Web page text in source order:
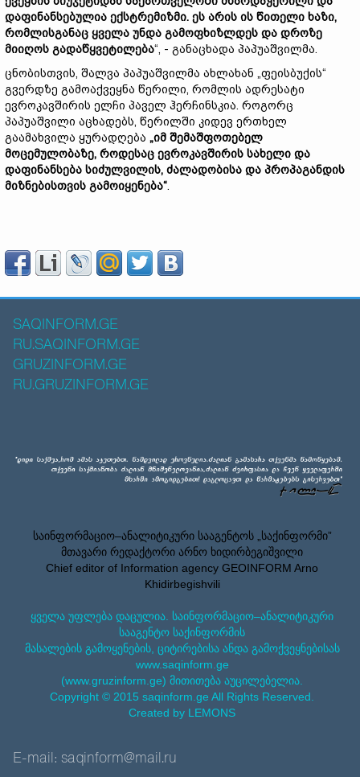
დაფინანსებულია ექსტრემიზმი. ეს არის ის წითელი ხაზი,
რომლისგანაც ყველა უნდა გამოფხიზლდეს და დროზე
მიიღოს გადაწყვეტილება“, - განაცხადა პაპუაშვილმა.
ცნობისთვის, შალვა პაპუაშვილმა ახლახან „ფეისბუქის“
გვერდზე გამოაქვეყნა წერილი, რომლის ადრესატი
ევროკავშირის ელჩი პაველ ჰერჩინსკია. როგორც
პაპუაშვილი აცხადებს, წერილში კიდევ ერთხელ
გაამახვილა ყურადღება „იმ შემაშფოთებელ
მოცემულობაზე, როდესაც ევროკავშირის სახელი და
დაფინანსება სიძულვილის, ძალადობისა და პროპაგანდის
მიზნებისთვის გამოიყენება“.
SAQINFORM.GE
RU.SAQINFORM.GE
GRUZINFORM.GE
RU.GRUZINFORM.GE
საინფორმაციო–ანალიტიკური სააგენტოს „საქინფორმი”
მთავარი რედაქტორი არნო ხიდირბეგიშვილი
Chief editor of Information agency GEOINFORM Arno
Khidirbegishvili
ყველა უფლება დაცულია. საინფორმაციო–ანალიტიკური
სააგენტო საქინფორმის
მასალების გამოყენების, ციტირებისა ანდა გამოქვეყნებისას
www.saqinform.ge
(www.gruzinform.ge) მითითება აუცილებელია.
Copyright © 2015 saqinform.ge All Rights Reserved.
Created by LEMONS
E-mail: saqinform@mail.ru